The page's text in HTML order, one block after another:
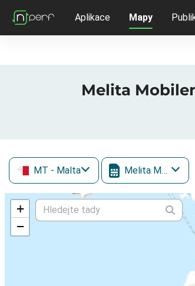
Aplikace Mapy
Melita
MT - Malta Melita Mobile
+
−